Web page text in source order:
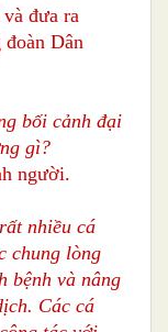
đưa ra
Dân
bối cảnh đại
gì?
người.
nhiều cá
chung lòng
bệnh và nâng
Các cá